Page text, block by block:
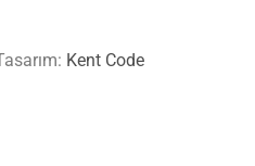
Kent Code